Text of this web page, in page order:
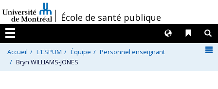
au
contenu
/École de santé publique
Menu
Liens
Langues
Accueil L'ESPUM Équipe
Personnel enseignant
Bryn WILLIAMS-JONES